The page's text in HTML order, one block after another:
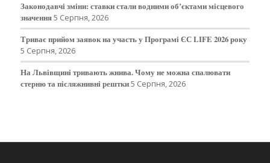
Законодавчі зміни: ставки стали водними об’єктами місцевого
значення5 Серпня, 2026
Триває прийом заявок на участь у Програмі ЄС LIFE 2026 року
5 Серпня, 2026
На Львівщині тривають жнива. Чому не можна спалювати
стерню та післяжнивні рештки5 Серпня, 2026